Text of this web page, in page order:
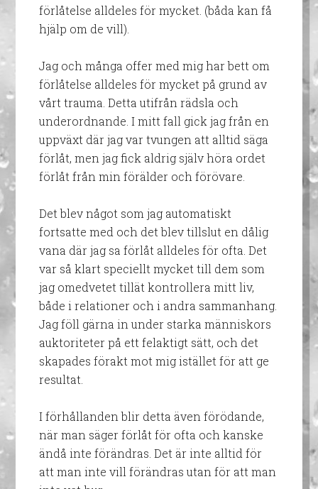
förlåtelse alldeles för mycket. (båda kan få
hjälp om de vill).
Jag och många offer med mig har bett om
förlåtelse alldeles för mycket på grund av
vårt trauma. Detta utifrån rädsla och
underordnande. I mitt fall gick jag från en
uppväxt där jag var tvungen att alltid säga
förlåt, men jag fick aldrig själv höra ordet
förlåt från min förälder och förövare.
Det blev något som jag automatiskt
fortsatte med och det blev tillslut en dålig
vana där jag sa förlåt alldeles för ofta. Det
var så klart speciellt mycket till dem som
jag omedvetet tillät kontrollera mitt liv,
både i relationer och i andra sammanhang.
Jag föll gärna in under starka människors
auktoriteter på ett felaktigt sätt, och det
skapades förakt mot mig istället för att ge
resultat.
I förhållanden blir detta även förödande,
när man säger förlåt för ofta och kanske
ändå inte förändras. Det är inte alltid för
att man inte vill förändras utan för att man